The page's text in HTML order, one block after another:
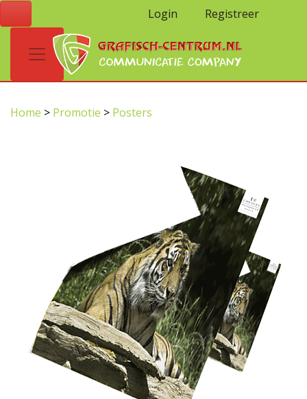
Login Registreer
Home > Promotie > Posters